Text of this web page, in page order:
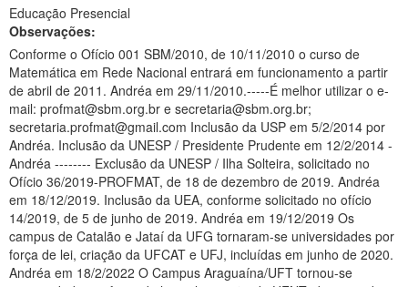
Ministério do Desenvolvimento Regional
Secretaria-Geral
Gabinete de Segurança Institucional
Advocacia-Geral da União
Banco Central do Brasil
Educação Presencial
Observações:
Conforme o Ofício 001 SBM/2010, de 10/11/2010 o curso de
Matemática em Rede Nacional entrará em funcionamento a partir
de abril de 2011. Andréa em 29/11/2010.-----É melhor utilizar o e-
mail: profmat@sbm.org.br e secretaria@sbm.org.br;
secretaria.profmat@gmail.com Inclusão da USP em 5/2/2014 por
Andréa. Inclusão da UNESP / Presidente Prudente em 12/2/2014 -
Andréa -------- Exclusão da UNESP / Ilha Solteira, solicitado no
Ofício 36/2019-PROFMAT, de 18 de dezembro de 2019. Andréa
em 18/12/2019. Inclusão da UEA, conforme solicitado no ofício
14/2019, de 5 de junho de 2019. Andréa em 19/12/2019 Os
campus de Catalão e Jataí da UFG tornaram-se universidades por
força de lei, criação da UFCAT e UFJ, incluídas em junho de 2020.
Andréa em 18/2/2022 O Campus Araguaína/UFT tornou-se